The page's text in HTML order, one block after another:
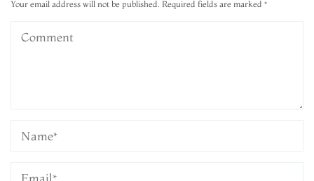
Your email address will not be published. Required fields are marked *